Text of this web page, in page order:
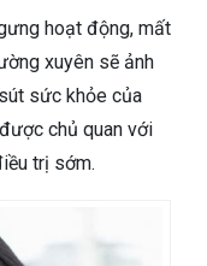
hoạt động, mất
xuyên sẽ ảnh
sức khỏe của
chủ quan với
trị sớm.